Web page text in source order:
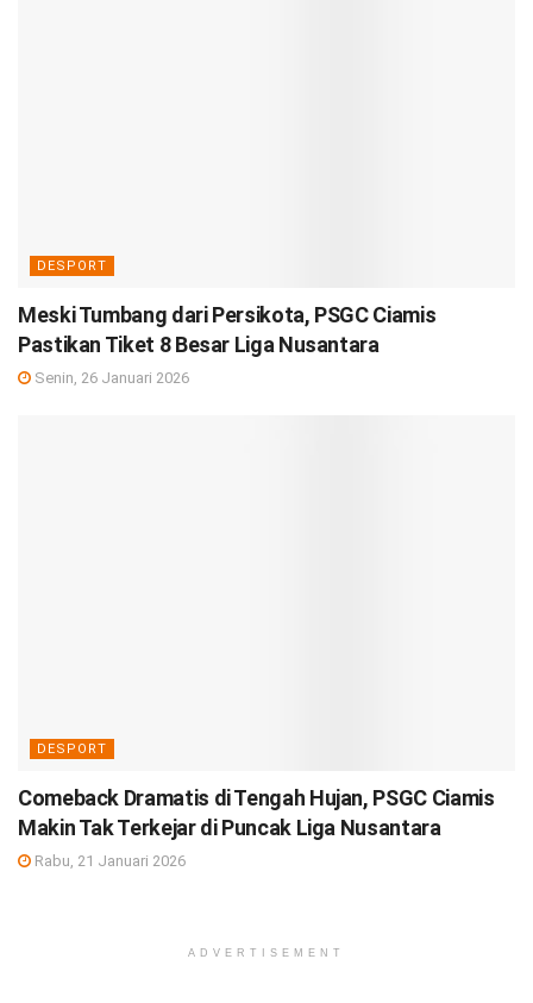
DESPORT
Meski Tumbang dari Persikota, PSGC Ciamis
Pastikan Tiket 8 Besar Liga Nusantara
Senin, 26 Januari 2026
DESPORT
Comeback Dramatis di Tengah Hujan, PSGC Ciamis
Makin Tak Terkejar di Puncak Liga Nusantara
Rabu, 21 Januari 2026
ADVERTISEMENT